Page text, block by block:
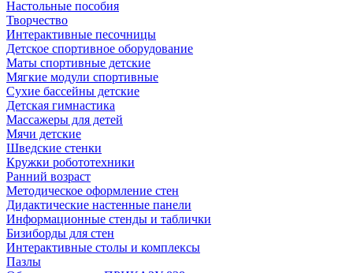
Настольные пособия
Творчество
Интерактивные песочницы
Детское спортивное оборудование
Маты спортивные детские
Мягкие модули спортивные
Сухие бассейны детские
Детская гимнастика
Массажеры для детей
Мячи детские
Шведские стенки
Кружки робототехники
Ранний возраст
Методическое оформление стен
Дидактические настенные панели
Информационные стенды и таблички
Бизиборды для стен
Интерактивные столы и комплексы
Пазлы